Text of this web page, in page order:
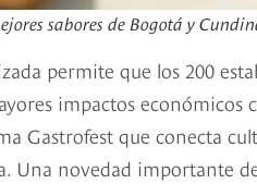
sabores de Bogotá y
permite que los 200
impactos económicos
Gastrofest que conecta
Una novedad importante